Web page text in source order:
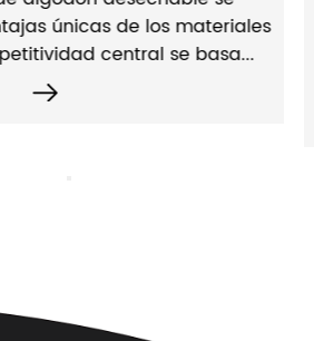
Tela spunlace no tejida , también
Hydroentangled no tejido, es
de la industria no tejida, que